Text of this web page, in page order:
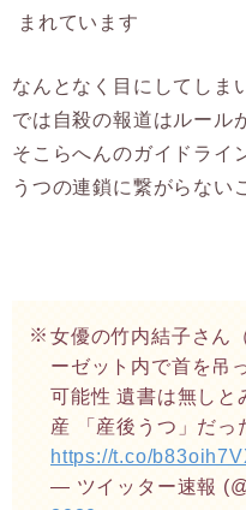
まれています
なんとなく目にしてしま
では自殺の報道はルール
そこらへんのガイドライ
うつの連鎖に繋がらない
女優の竹内結子さん
ーゼット内で首を吊
可能性 遺書は無しと
産 「産後うつ」だっ
https://t.co/
— ツイッター速報